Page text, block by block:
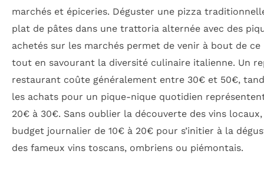
marchés et épiceries. Déguster une pizza
plat de pâtes dans une trattoria alternée avec des
achetés sur les marchés permet de venir à bout de ce
tout en savourant la diversité culinaire italienne. Un
restaurant coûte généralement entre 30€ et 50€,
les achats pour un pique-nique quotidien
20€ à 30€. Sans oublier la découverte des vins
budget journalier de 10€ à 20€ pour s’initier à la
des fameux vins toscans, ombriens ou piémontais.